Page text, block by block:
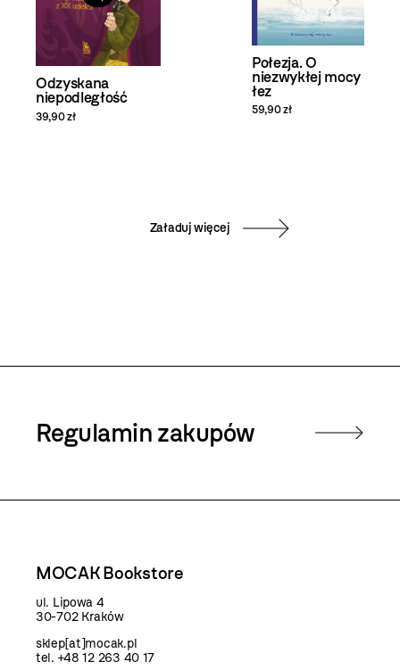
Odzyskana
niepodległość
39,90 zł
Połezja. O
niezwykłej mocy
łez
59,90 zł
Załaduj więcej
Regulamin zakupów
MOCAK Bookstore
ul. Lipowa 4
30-702 Kraków
sklep[at]mocak.pl
tel. +48 12 263 40 17